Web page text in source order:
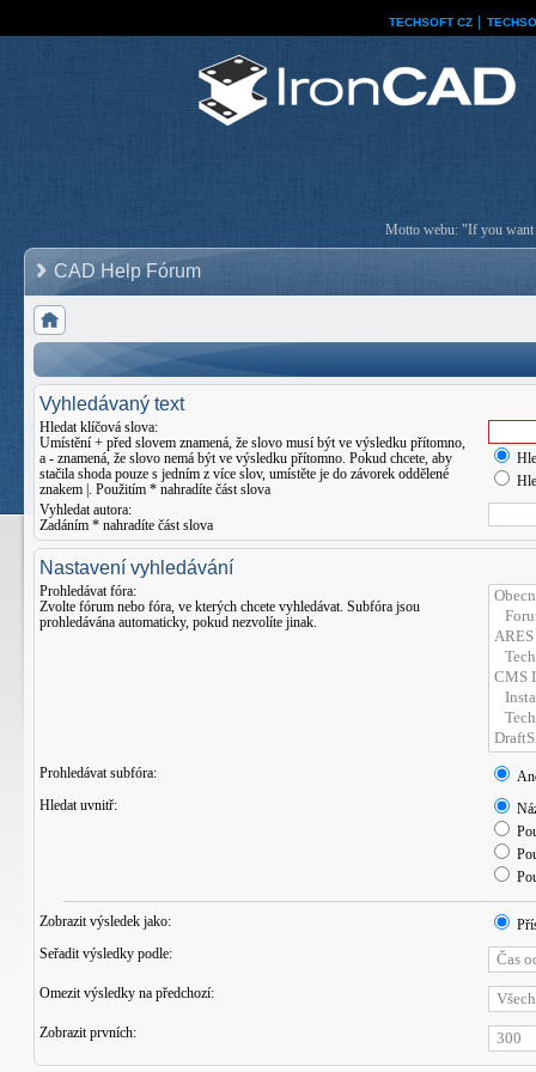
TECHSOFT CZ
Motto webu: "If you want
CAD Help Fórum
Vyhledávaný text
Hledat klíčová slova:
Umístění + před slovem znamená, že slovo musí být ve výsledku přítomno,
a - znamená, že slovo nemá být ve výsledku přítomno. Pokud chcete, aby
stačila shoda pouze s jedním z více slov, umístěte je do závorek oddělené
znakem . Použitím * nahradíte část slova
Vyhledat autora:
Zadáním * nahradíte část slova
Nastavení vyhledávání
Prohledávat fóra:
Zvolte fórum nebo fóra, ve kterých chcete vyhledávat. Subfóra jsou
prohledávána automaticky, pokud nezvolíte jinak.
Prohledávat subfóra:
Hledat uvnitř:
Zobrazit výsledek jako:
Seřadit výsledky podle:
Omezit výsledky na předchozí:
Zobrazit prvních: